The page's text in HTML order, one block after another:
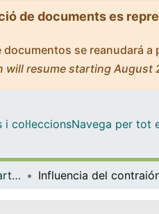
de documents es
se reanudará
resume starting August
col·leccionsNavega per tot
Tesis Doctorals - Departament - Fisiologia (Farmàcia)